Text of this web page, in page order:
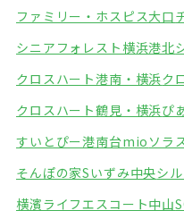
ファミリー・ホスピス大口
シニアフォレスト横浜港北
クロスハート港南・横浜ク
クロスハート鶴見・横浜ぴ
すいとぴー港南台mio ソラ
そんぽの家Sいずみ中央シ
横濱ライフエスコート中山